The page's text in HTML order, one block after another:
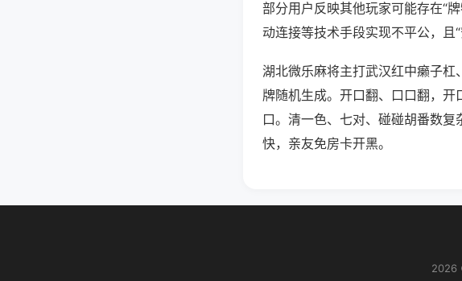
部分用户反映其他玩家可能存在“
动连接等技术手段实现不平公，且“
湖北微乐麻将主打武汉红中癞子
牌随机生成。开口翻、口口翻，
口。清一色、七对、碰碰胡番数
快，亲友免房卡开黑。
2026